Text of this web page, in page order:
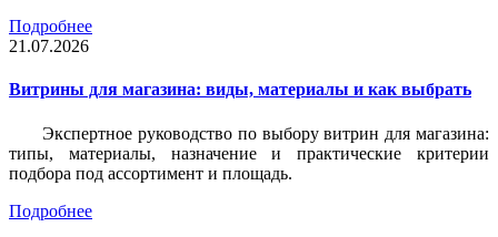
Подробнее
21.07.2026
Витрины для магазина: виды, материалы и как выбрать
Экспертное руководство по выбору витрин для магазина:
типы, материалы, назначение и практические критерии
подбора под ассортимент и площадь.
Подробнее